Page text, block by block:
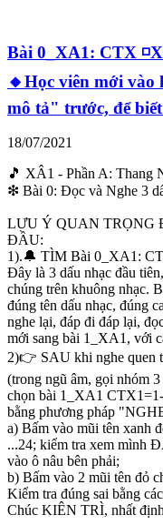
Bài 0_XA1: CTX
🔸Học viên mới
mô tả" trước, để
18/07/2021
🎵 XÂ1 - Phần A:
❇ Bài 0: Đọc và Nghe 3
LƯU Ý QUAN TRỌNG
ĐẦU:
1).🔔 TÌM Bài 0_XA1:
Đây là 3 dấu nhạc đầu
chúng trên khuông nhạc.
đúng tên dấu nhạc, đúng
nghe lại, đáp đi đáp lại,
mới sang bài 1_XA1, với
2)👉 SAU khi nghe quen
(trong ngũ âm, gọi nhóm
chọn bài 1_XA1
bằng phương pháp
a) Bấm vào mũi tên xanh
...24; kiểm tra xem mình
vào ô nâu bên phải;
b) Bấm vào 2 mũi tên đỏ
Kiểm tra đúng sai bằng
Chúc KIÊN TRÌ, nhất